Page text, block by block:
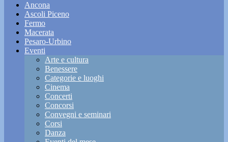
Ancona
Ascoli Piceno
Fermo
Macerata
Pesaro-Urbino
Eventi
Arte e cultura
Benessere
Categorie e luoghi
Cinema
Concerti
Concorsi
Convegni e seminari
Corsi
Danza